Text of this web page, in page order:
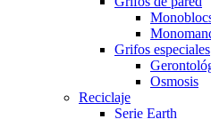
Grifos especiales
Osmosis
Reciclaje
Serie Earth